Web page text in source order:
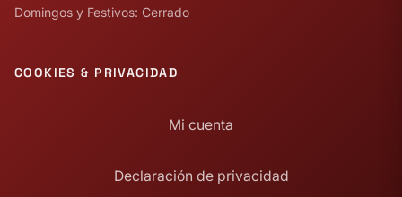
Domingos y Festivos: Cerrado
COOKIES & PRIVACIDAD
Mi cuenta
Declaración de privacidad